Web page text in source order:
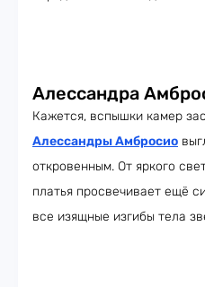
Алессандра
Кажется, вспышки камер
Алессандры Амбросио
откровенным. От яркого
платья просвечивает ещё
все изящные изгибы тела